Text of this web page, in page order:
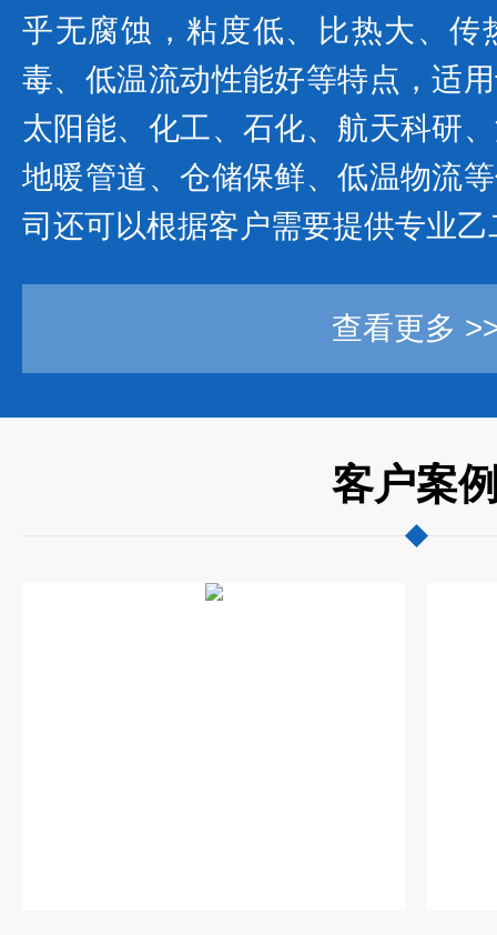
乎无腐蚀，粘度低、比热大、传
毒、低温流动性能好等特点，适
太阳能、化工、石化、航天科研
地暖管道、仓储保鲜、低温物流
司还可以根据客户需要提供专业
查看更多
客户案